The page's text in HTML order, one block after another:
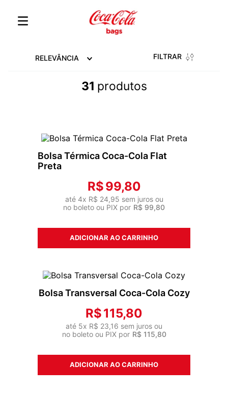
RELEVÂNCIA FILTRAR
31 produtos
Bolsa Térmica Coca-Cola Flat
Preta
R$99,80
até 4x R$ 24,95 sem juros ou
no boleto ou PIX por R$ 99,80
ADICIONAR AO CARRINHO
Bolsa Transversal Coca-Cola Cozy
R$115,80
até 5x R$ 23,16 sem juros ou
no boleto ou PIX por R$ 115,80
ADICIONAR AO CARRINHO